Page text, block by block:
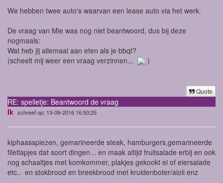
We hebben twee auto's waarvan een lease auto via het werk.
De vraag van Mie was nog niet beantwoord, dus bij deze
nogmaals:
Wat heb jij allemaal aan eten als je bbqt?
(scheelt mij weer een vraag verzinnen...
)
Quote
RE: spelletje: Beantwoord de vraag
Ik schreef op: 13-09-2016 16:50:25
kiphaasspiezen, gemarineerde steak, hamburgers,gemarineerde
filetlapjes dat soort dingen... en maak altijd fruitsalade erbij en ook
nog schaaltjes met komkommer, plakjes gekookt ei of eiersalade
etc.. en stokbrood en breekbrood met kruidenboter/aioli enz